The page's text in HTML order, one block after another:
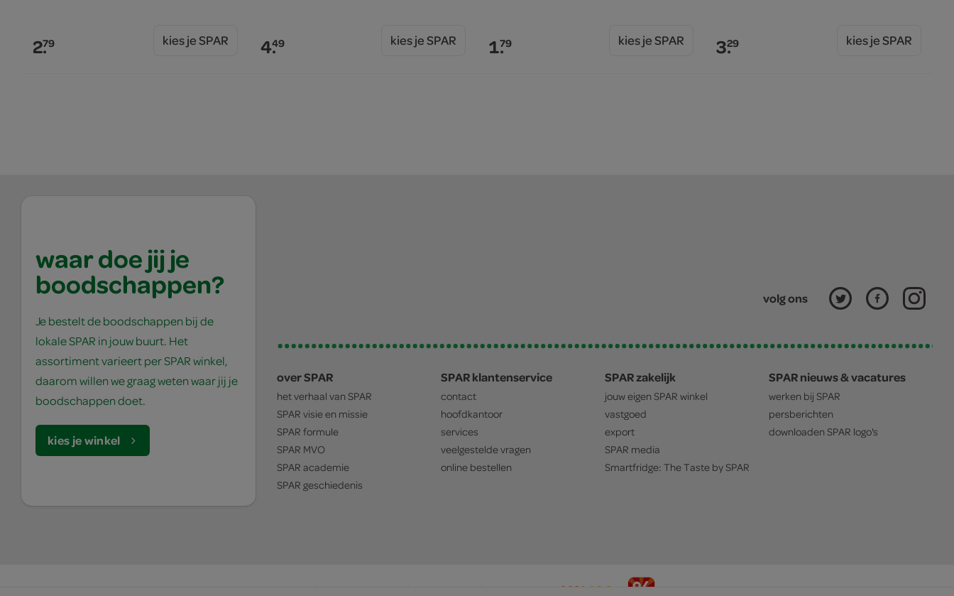
2.79 kies je SPAR 4.49 kies je SPAR 1.79 kies je SPAR 3.29 kies je SPAR
waar doe jij je
boodschappen?
Je bestelt de boodschappen bij de
lokale SPAR in jouw buurt. Het
assortiment varieert per SPAR winkel,
daarom willen we graag weten waar jij je
boodschappen doet.
kies je winkel
volg ons
over SPAR
het verhaal van SPAR
SPAR visie en missie
SPAR formule
SPAR MVO
SPAR academie
SPAR geschiedenis
SPAR klantenservice
contact
hoofdkantoor
services
veelgestelde vragen
online bestellen
SPAR zakelijk
jouw eigen SPAR winkel
vastgoed
export
SPAR media
Smartfridge: The Taste bySPAR
SPAR nieuws & vacatures
werken bij SPAR
persberichten
downloaden SPAR logo's